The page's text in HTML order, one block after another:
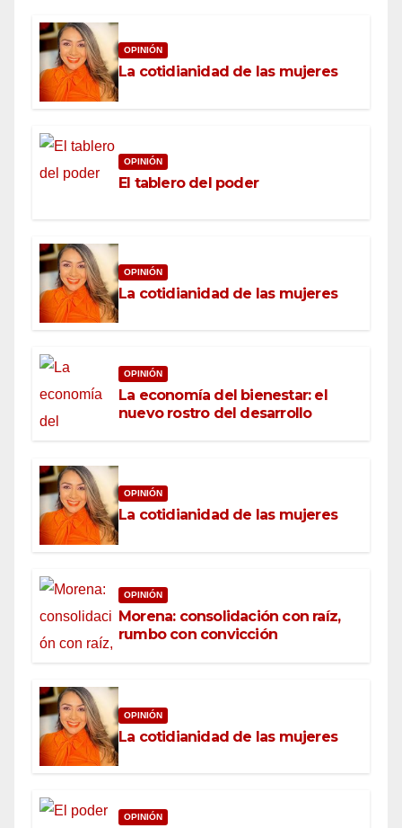
OPINIÓN
La cotidianidad de las mujeres
OPINIÓN
El tablero del poder
OPINIÓN
La cotidianidad de las mujeres
OPINIÓN
La economía del bienestar: el
nuevo rostro del desarrollo
OPINIÓN
La cotidianidad de las mujeres
OPINIÓN
Morena: consolidación con raíz,
rumbo con convicción
OPINIÓN
La cotidianidad de las mujeres
OPINIÓN